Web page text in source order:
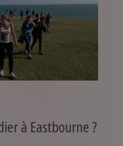
à Eastbourne ?